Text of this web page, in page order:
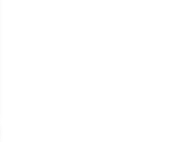
na seznam oblíbených hotelů